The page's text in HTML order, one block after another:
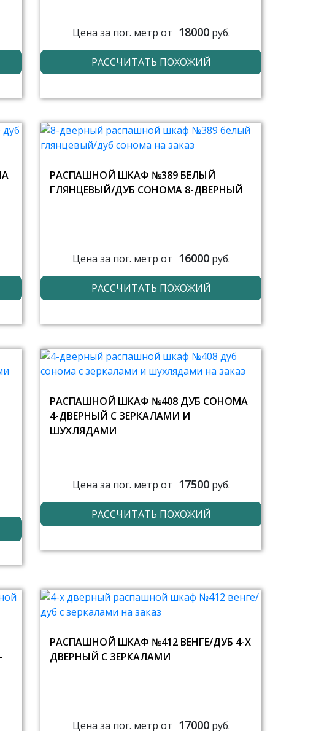
Цена за пог. метр от 18000руб.
РАССЧИТАТЬ ПОХОЖИЙ
РАСПАШНОЙ ШКАФ №389 БЕЛЫЙ
ГЛЯНЦЕВЫЙ/ДУБ СОНОМА 8-ДВЕРНЫЙ
Цена за пог. метр от 16000руб.
РАССЧИТАТЬ ПОХОЖИЙ
РАСПАШНОЙ ШКАФ №408 ДУБ СОНОМА
4-ДВЕРНЫЙ С ЗЕРКАЛАМИ И
ШУХЛЯДАМИ
Цена за пог. метр от 17500руб.
РАССЧИТАТЬ ПОХОЖИЙ
РАСПАШНОЙ ШКАФ №412 ВЕНГЕ/ДУБ 4-Х
ДВЕРНЫЙ С ЗЕРКАЛАМИ
Цена за пог. метр от 17000руб.